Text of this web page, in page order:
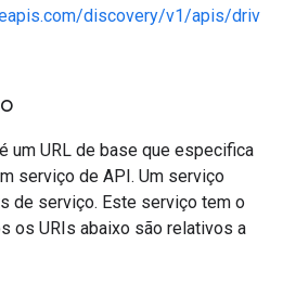
discovery/v1/apis/driv
é um URL de base que especifica
serviço de API. Um serviço
de serviço. Este serviço tem o
os URIs abaixo são relativos a